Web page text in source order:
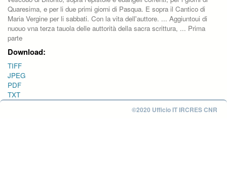
Quaresima, e per li due primi giorni di Pasqua. E sopra il Cantico di
Maria Vergine per li sabbati. Con la vita dell'auttore. ... Aggiuntoui di
nuouo vna terza tauola delle auttorità della sacra scrittura, ... Prima
parte
Download:
TIFF
JPEG
PDF
TXT
©2020 Ufficio IT IRCRES CNR